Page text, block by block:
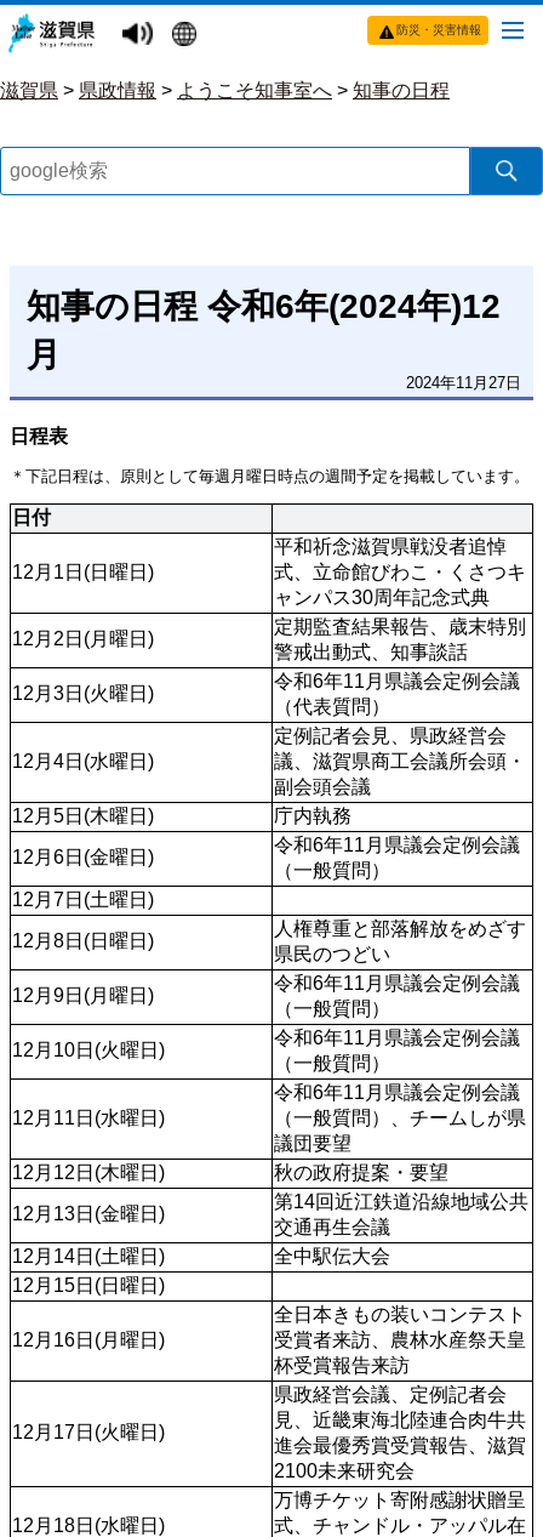
防災・災害情報
滋賀県 > 県政情報 > ようこそ知事室へ > 知事の日程
知事の日程 令和6年(2024年)12
月
2024年11月27日
日程表
＊下記日程は、原則として毎週月曜日時点の週間予定を掲載しています。
日付
12月1日(日曜日)
平和祈念滋賀県戦没者追悼
式、立命館びわこ・くさつキ
ャンパス30周年記念式典
12月2日(月曜日)
定期監査結果報告、歳末特別
警戒出動式、知事談話
12月3日(火曜日)
令和6年11月県議会定例会議
（代表質問）
12月4日(水曜日)
定例記者会見、県政経営会
議、滋賀県商工会議所会頭・
副会頭会議
12月5日(木曜日)
庁内執務
12月6日(金曜日)
令和6年11月県議会定例会議
（一般質問）
12月7日(土曜日)
12月8日(日曜日)
人権尊重と部落解放をめざす
県民のつどい
12月9日(月曜日)
令和6年11月県議会定例会議
（一般質問）
12月10日(火曜日)
令和6年11月県議会定例会議
（一般質問）
12月11日(水曜日)
令和6年11月県議会定例会議
（一般質問）、チームしが県
議団要望
12月12日(木曜日)
秋の政府提案・要望
12月13日(金曜日)
第14回近江鉄道沿線地域公共
交通再生会議
12月14日(土曜日)
全中駅伝大会
12月15日(日曜日)
12月16日(月曜日)
全日本きもの装いコンテスト
受賞者来訪、農林水産祭天皇
杯受賞報告来訪
12月17日(火曜日)
県政経営会議、定例記者会
見、近畿東海北陸連合肉牛共
進会最優秀賞受賞報告、滋賀
2100未来研究会
12月18日(水曜日)
万博チケット寄附感謝状贈呈
式、チャンドル・アッパル在